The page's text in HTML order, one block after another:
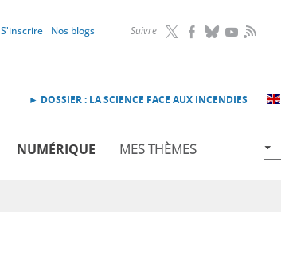
Suivre RSS
S'inscrire Nos blogs
► DOSSIER : LA SCIENCE FACE AUX INCENDIES
NUMÉRIQUE MES THÈMES